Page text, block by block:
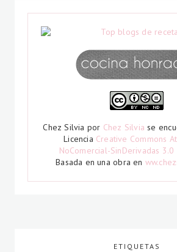
Chez Silvia por Chez Silvia se
Licencia Creative Commons
NoComercial-SinDerivadas
Basada en una obra en
ETIQUETAS